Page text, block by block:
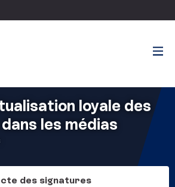
loyale des
les médias
des signatures